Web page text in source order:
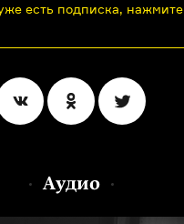
есть подписка, нажмите
Аудио